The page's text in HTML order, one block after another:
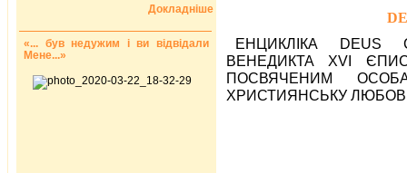
ЕНЦИКЛІКА DEUS
ВЕНЕДИКТА XVI
ПОСВЯЧЕНИМ
ХРИСТИЯНСЬКУ ЛЮБОВ
Докладніше
«... був недужим і ви відвідали
Мене...»